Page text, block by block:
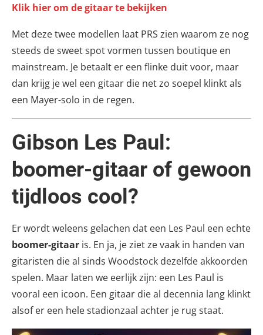
Klik hier om de gitaar te bekijken
Met deze twee modellen laat PRS zien waarom ze nog
steeds de sweet spot vormen tussen boutique en
mainstream. Je betaalt er een flinke duit voor, maar
dan krijg je wel een gitaar die net zo soepel klinkt als
een Mayer-solo in de regen.
Gibson Les Paul:
boomer-gitaar of gewoon
tijdloos cool?
Er wordt weleens gelachen dat een Les Paul een echte
boomer-gitaar is. En ja, je ziet ze vaak in handen van
gitaristen die al sinds Woodstock dezelfde akkoorden
spelen. Maar laten we eerlijk zijn: een Les Paul is
vooral een icoon. Een gitaar die al decennia lang klinkt
alsof er een hele stadionzaal achter je rug staat.